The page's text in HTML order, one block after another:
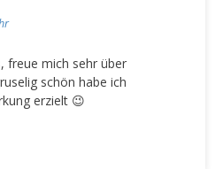
freue mich sehr über
schön habe ich
erzielt 😉